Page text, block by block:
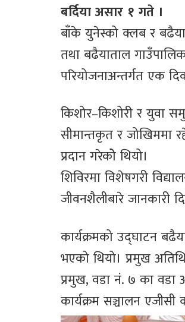
बर्दिया असार १ गते ।
बाँके युनेस्को क्लब र
तथा बढैयाताल
परियोजनाअन्तर्गत एक
किशोर–किशोरी र युवा
सीमान्तकृत र जोखिममा
प्रदान गरेकोे थियो।
शिविरमा विशेषगरी
जीवनशैलीबारे जानकारी
कार्यक्रमको उद्घाटन
भएको थियो। प्रमुख
प्रमुख, वडा नं. ७ का वडा
कार्यक्रम सञ्चालन